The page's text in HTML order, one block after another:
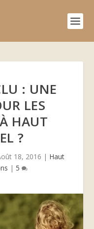
: UNE
LES
HAUT
?
18, 2016 | Haut
| 5